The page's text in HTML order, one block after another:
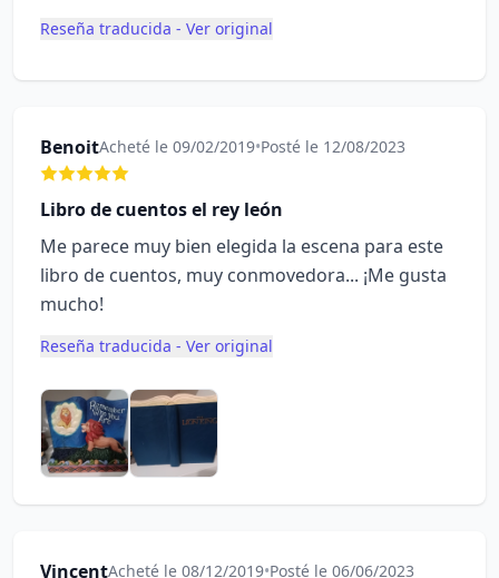
Reseña traducida - Ver original
BenoitAcheté le 09/02/2019•Posté le 12/08/2023
Libro de cuentos el rey león
Me parece muy bien elegida la escena para este
libro de cuentos, muy conmovedora... ¡Me gusta
mucho!
Reseña traducida - Ver original
VincentAcheté le 08/12/2019•Posté le 06/06/2023